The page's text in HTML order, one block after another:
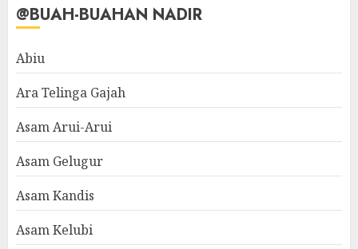
@BUAH-BUAHAN NADIR
Abiu
Ara Telinga Gajah
Asam Arui-Arui
Asam Gelugur
Asam Kandis
Asam Kelubi